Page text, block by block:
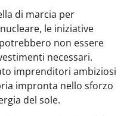
di marcia per
le iniziative
non essere
necessari.
imprenditori ambiziosi
impronta nello sforzo
del sole.